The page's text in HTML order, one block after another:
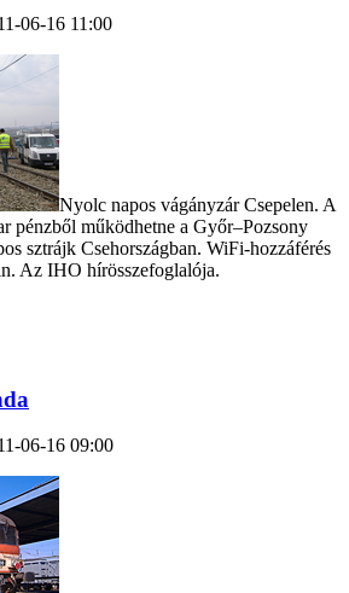
06-16 11:00
Nyolc napos vágányzár Csepelen. A
pénzből működhetne a Győr–Pozsony
sztrájk Csehországban. WiFi-hozzáférés
Az IHO hírösszefoglalója.
06-16 09:00